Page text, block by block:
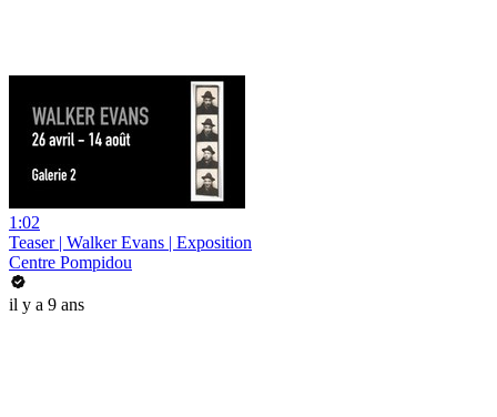
1:02
Teaser | Walker Evans | Exposition
Centre Pompidou
il y a 9 ans